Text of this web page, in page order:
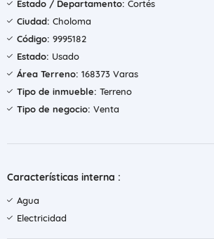
Estado / Departamento: Cortés
Ciudad: Choloma
Código: 9995182
Estado: Usado
Área Terreno: 168373 Varas
Tipo de inmueble: Terreno
Tipo de negocio: Venta
Características interna :
Agua
Electricidad